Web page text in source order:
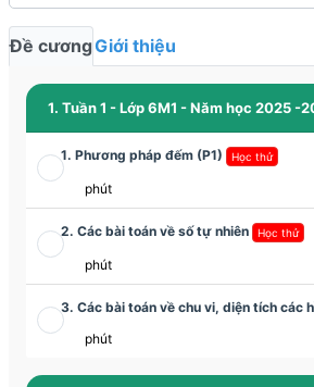
Đề cươngGiới thiệu
1. Tuần 1 - Lớp 6M1 - Năm học 2025 -
1. Phương pháp đếm (P1) Học thử
phút
2. Các bài toán về số tự nhiên Học thử
phút
3. Các bài toán về chu vi, diện tích các
phút